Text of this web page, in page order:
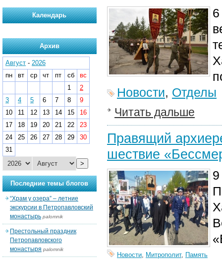
Новости, Отделы
Читать дальше
Правящий
шествие
Новости, Митрополит, Память
Календарь
Архив
Август - 2026
пн
вт ср чт пт сб
вс
1
2
3
4 5 6 7 8
9
10
11 12 13 14 15
16
17
18 19 20 21 22
23
24
25 26 27 28 29
30
31
>
Последние темы блогов
“Храм у озера” – летние
экскурсии в Петропавловский
монастырь palomnik
Престольный праздник
Петропавловского
монастыря palomnik